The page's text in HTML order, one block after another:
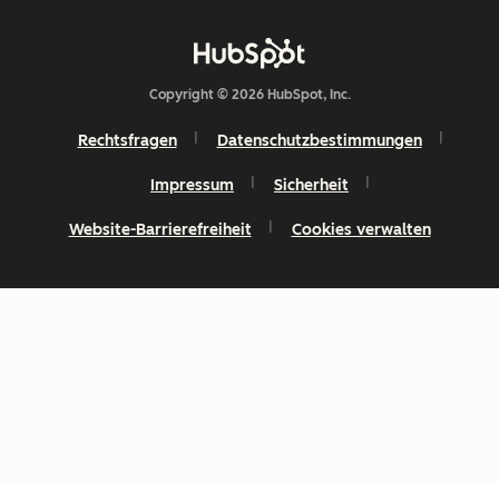
Copyright © 2026 HubSpot, Inc.
Rechtsfragen Datenschutzbestimmungen
Impressum Sicherheit
Website-Barrierefreiheit Cookies verwalten